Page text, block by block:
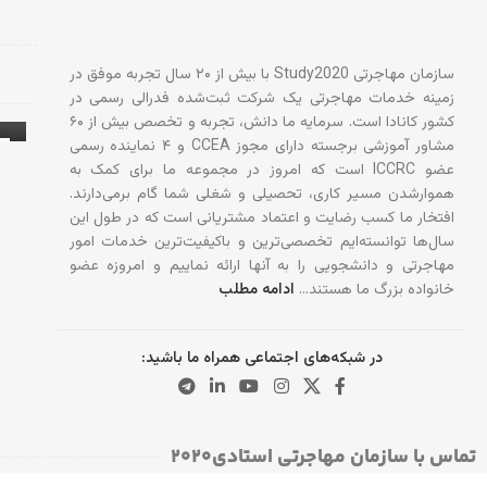
سازمان مهاجرتی Study2020 با بیش از ۲۰ سال تجربه موفق در
زمینه خدمات مهاجرتی یک شرکت ثبت‌شده فدرالی رسمی در
کشور کانادا است. سرمایه ما دانش، تجربه و تخصص بیش از ۶۰
مشاور آموزشی برجسته دارای مجوز CCEA و ۴ نماینده رسمی
عضو ICCRC است که امروز در مجموعه ما برای کمک به
هموارشدن مسیر کاری، تحصیلی و شغلی شما گام برمی‌دارند.
افتخار ما کسب رضایت و اعتماد مشتریانی است که در طول این
سال‌ها توانسته‌ایم تخصصی‌ترین و باکیفیت‌ترین خدمات امور
مهاجرتی و دانشجویی را به آنها ارائه نماییم و امروزه عضو
خانواده بزرگ ما هستند… ادامه مطلب
در شبکه‌های اجتماعی همراه ما باشید:
تماس با سازمان مهاجرتی استادی۲۰۲۰​